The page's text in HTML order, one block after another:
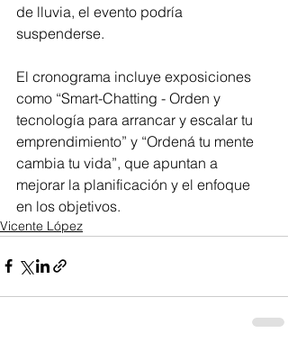
de lluvia, el evento podría
suspenderse.
El cronograma incluye exposiciones
como “Smart-Chatting - Orden y
tecnología para arrancar y escalar tu
emprendimiento” y “Ordená tu mente
cambia tu vida”, que apuntan a
mejorar la planificación y el enfoque
en los objetivos.
Vicente López